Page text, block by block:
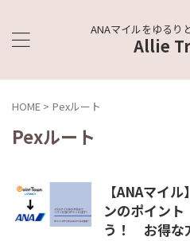
ANAマイルをゆるり
Allie
HOME > Pexルート
Pexルート
【ANAマイ
ンのポイン
う！ お得な